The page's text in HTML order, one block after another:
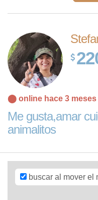
⬤ online hace 3 meses
Me gusta,amar
animalitos
buscar al mover el